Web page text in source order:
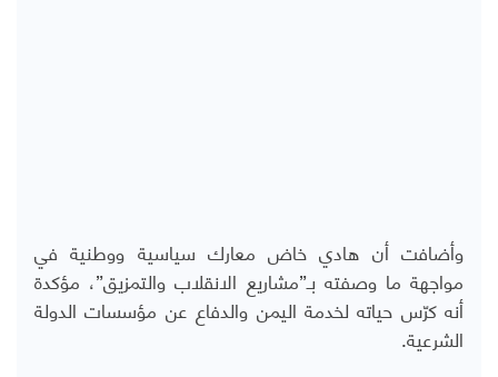
وأضافت أن هادي خاض معارك سياسية ووطنية في
مواجهة ما وصفته بـ”مشاريع الانقلاب والتمزيق”، مؤكدة
أنه كرّس حياته لخدمة اليمن والدفاع عن مؤسسات الدولة
الشرعية.